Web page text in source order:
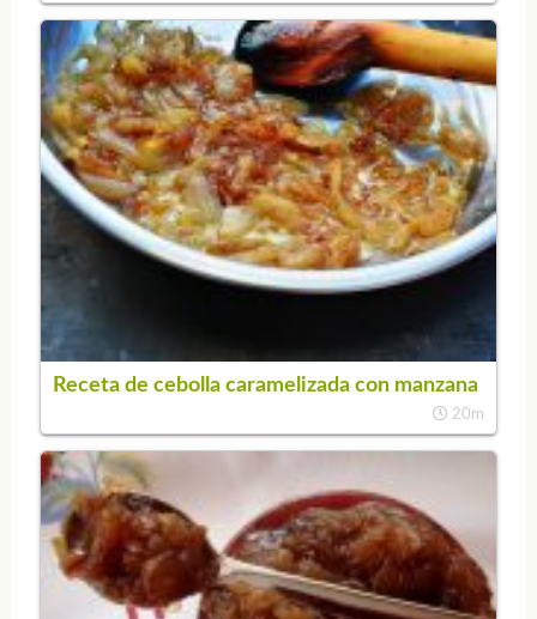
Receta de cebolla caramelizada con manzana
20m